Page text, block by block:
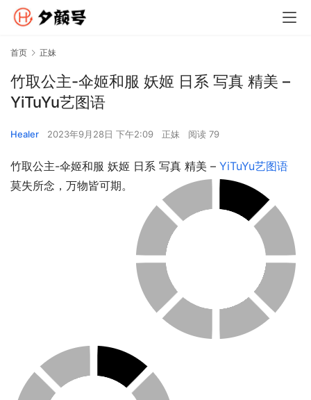
首页 正妹
竹取公主-伞姬和服 妖姬 日系 写真 精美 –
YiTuYu艺图语
Healer 2023年9月28日 下午2:09 正妹 阅读 79
竹取公主-伞姬和服 妖姬 日系 写真 精美 – YiTuYu艺图语
莫失所念，万物皆可期。